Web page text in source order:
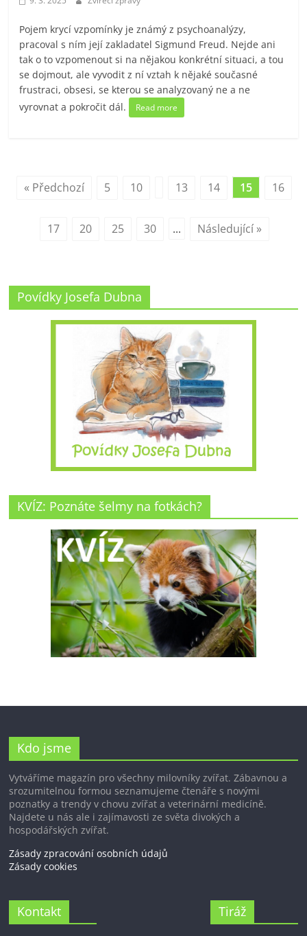
Pojem krycí vzpomínky je známý z psychoanalýzy,
pracoval s ním její zakladatel Sigmund Freud. Nejde ani
tak o to vzpomenout si na nějakou konkrétní situaci, a tou
se dojmout, ale vyvodit z ní vztah k nějaké současné
frustraci, obsesi, se kterou se analyzovaný ne a ne
vyrovnat a pokročit dál.
Read more
« Předchozí 5 10 13 14 15 16
17 20 25 30 ... Následující »
Povídky Josefa Dubna
KVÍZ: Poznáte šelmy na fotkách?
Kdo jsme
Vytváříme magazín pro všechny milovníky zvířat. Zábavnou a
srozumitelnou formou seznamujeme čtenáře s novými
poznatky a trendy v chovu zvířat a veterinární medicíně.
Najdete u nás ale i zajímavosti ze světa divokých a
hospodářských zvířat.
Zásady zpracování osobních údajů
Zásady cookies
Kontakt Tiráž